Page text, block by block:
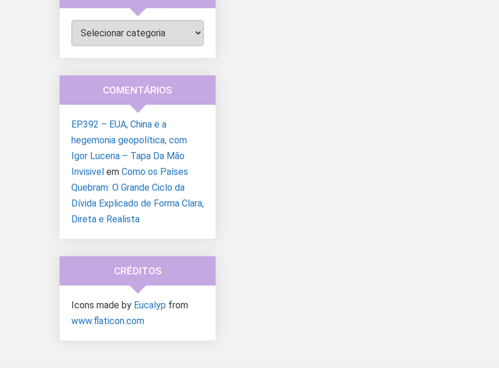
Categorias
COMENTÁRIOS
EP.392 – EUA, China e a
hegemonia geopolítica, com
Igor Lucena – Tapa Da Mão
Invisivel em Como os Países
Quebram: O Grande Ciclo da
Dívida Explicado de Forma Clara,
Direta e Realista
CRÉDITOS
Icons made by Eucalyp from
www.flaticon.com